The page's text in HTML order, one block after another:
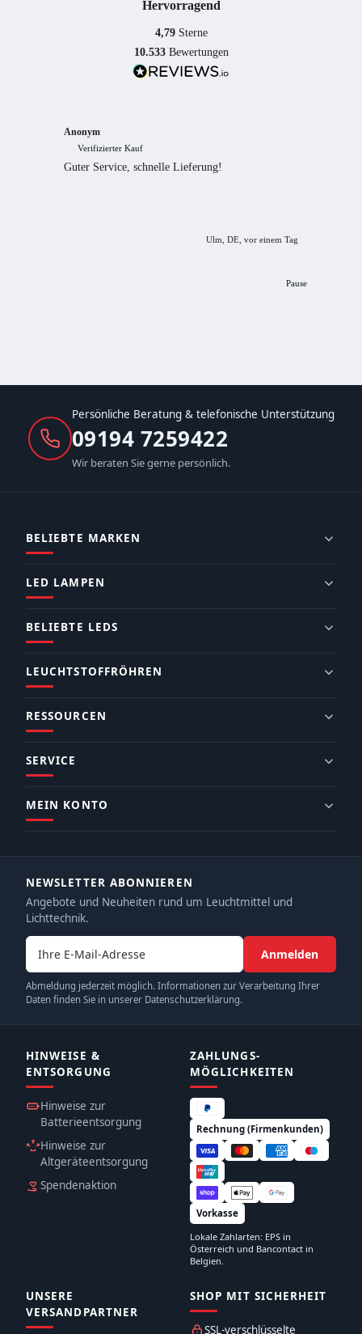
Hervorragend
4,79 Sterne
10.533 Bewertungen
Anonym
Verifizierter Kauf
Guter Service, schnelle Lieferung!
Ulm, DE, vor einem Tag
Pause
Persönliche Beratung & telefonische Unterstützung
09194 7259422
Wir beraten Sie gerne persönlich.
BELIEBTE MARKEN
LED LAMPEN
BELIEBTE LEDS
LEUCHTSTOFFRÖHREN
RESSOURCEN
SERVICE
MEIN KONTO
NEWSLETTER ABONNIEREN
Angebote und Neuheiten rund um Leuchtmittel und
Lichttechnik.
E-Mail-Adresse
Anmelden
Abmeldung jederzeit möglich. Informationen zur Verarbeitung Ihrer
Daten finden Sie in unserer Datenschutzerklärung.
HINWEISE &
ENTSORGUNG
Hinweise zur
Batterieentsorgung
Hinweise zur
Altgeräteentsorgung
Spendenaktion
ZAHLUNGS­
MÖGLICHKEITEN
Rechnung (Firmenkunden)
Vorkasse
Lokale Zahlarten: EPS in
Österreich und Bancontact in
Belgien.
UNSERE
VERSANDPARTNER
SHOP MIT SICHERHEIT
SSL-verschlüsselte